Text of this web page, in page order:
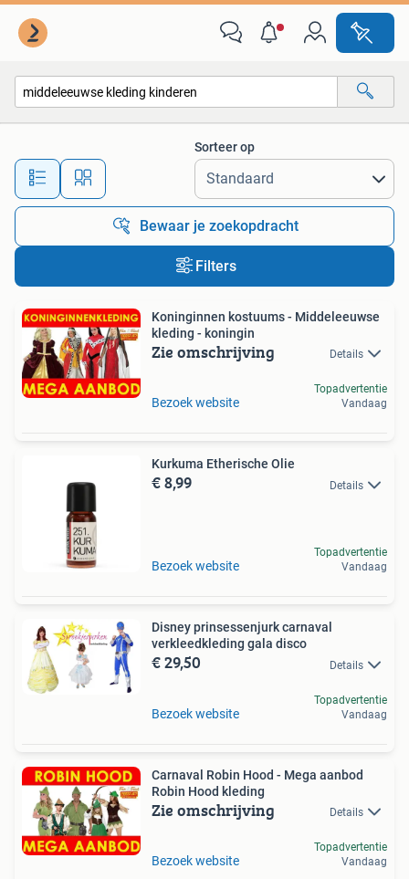
Alle afstanden…
Sorteer op
Bewaar je zoekopdracht
Filters
Koninginnen kostuums - Middeleeuwse
kleding - koningin
Zie omschrijving Details
Bezoek website
Topadvertentie
Vandaag
Kurkuma Etherische Olie
€ 8,99 Details
Bezoek website
Topadvertentie
Vandaag
Disney prinsessenjurk carnaval
verkleedkleding gala disco
€ 29,50 Details
Bezoek website
Topadvertentie
Vandaag
Carnaval Robin Hood - Mega aanbod
Robin Hood kleding
Zie omschrijving Details
Bezoek website
Topadvertentie
Vandaag